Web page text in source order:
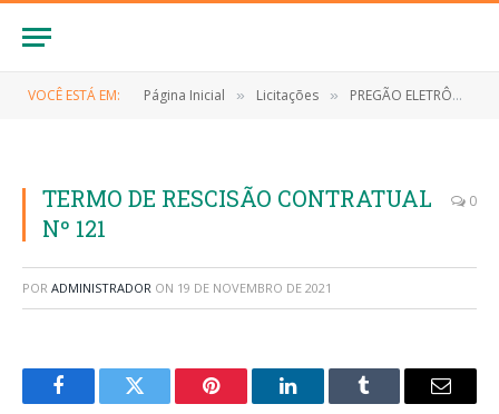
VOCÊ ESTÁ EM: Página Inicial » Licitações » PREGÃO ELETRÔNICO Nº 010/2021 (EVENTUAL CONTRATAÇÃO DE PESSOA JURÍDICA PARA FORNECIMENTO DE MATERIAL E INSUMOS MÉDICO HOSPITALAR)
TERMO DE RESCISÃO CONTRATUAL
Nº 121
0
POR ADMINISTRADOR ON 19 DE NOVEMBRO DE 2021
FacebookTwitter Pinterest LinkedInTumblr
E-